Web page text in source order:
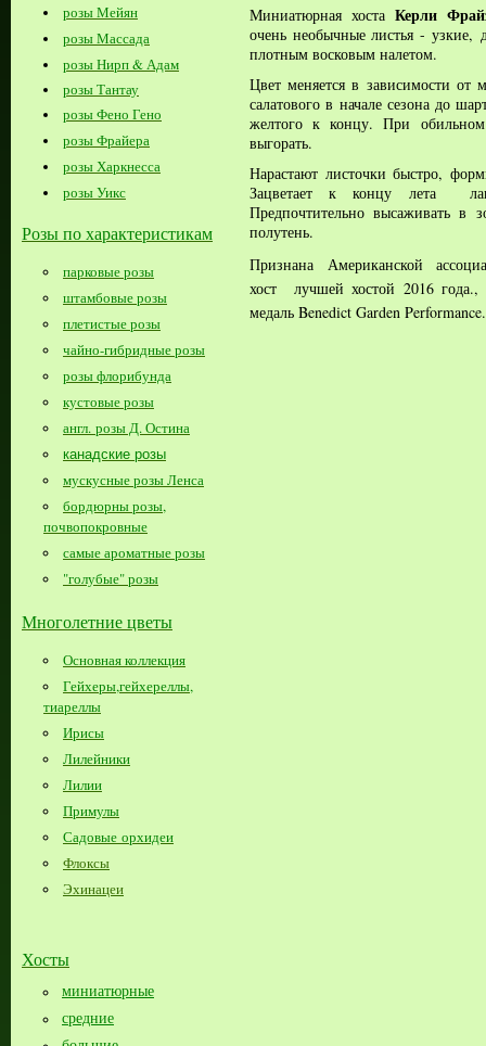
розы Мейян
розы Массада
розы Нирп & Адам
розы Тантау
розы Фено Гено
розы Фрайера
розы Харкнесса
розы Уикс
Розы по характеристикам
парковые розы
штамбовые розы
плетистые розы
чайно-гибридные розы
розы флорибунда
кустовые розы
англ. розы Д. Остина
канадские розы
мускусные розы Ленса
бордюрны розы,
почвопокровные
самые ароматные розы
"голубые" розы
Многолетние цветы
Основная коллекция
Гейхеры,гейхереллы,
тиареллы
Ирисы
Лилейники
Лилии
Примулы
Садовые орхидеи
Флоксы
Эхинацеи
Хосты
миниатюрные
средние
Миниатюрная хоста Керли
очень необычные листья - узкие,
плотным восковым налетом.
Цвет меняется в зависимости от
салатового в начале сезона до
желтого к концу. При
выгорать.
Нарастают листочки быстро,
Зацветает к концу лета
Предпочтительно высаживать в
полутень.
Признана Американской
хост лучшей хостой 2016 года.,
медаль Benedict Garden Performance.